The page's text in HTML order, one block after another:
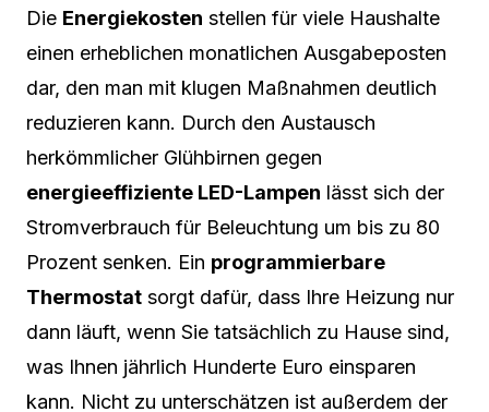
Die Energiekosten stellen für viele Haushalte
einen erheblichen monatlichen Ausgabeposten
dar, den man mit klugen Maßnahmen deutlich
reduzieren kann. Durch den Austausch
herkömmlicher Glühbirnen gegen
energieeffiziente LED-Lampen lässt sich der
Stromverbrauch für Beleuchtung um bis zu 80
Prozent senken. Ein programmierbare
Thermostat sorgt dafür, dass Ihre Heizung nur
dann läuft, wenn Sie tatsächlich zu Hause sind,
was Ihnen jährlich Hunderte Euro einsparen
kann. Nicht zu unterschätzen ist außerdem der